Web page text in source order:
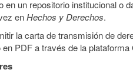
en un repositorio institucional o
enHechos y Derechos.
la carta de transmisión de
PDF a través de la plataforma